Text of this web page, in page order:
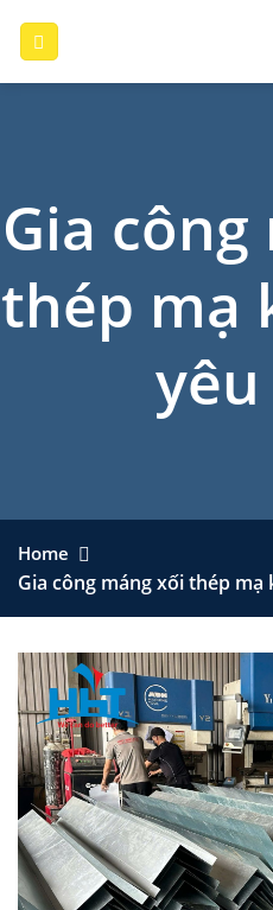
Gia
thép mạ
yêu
Home
Gia công máng xối thép mạ